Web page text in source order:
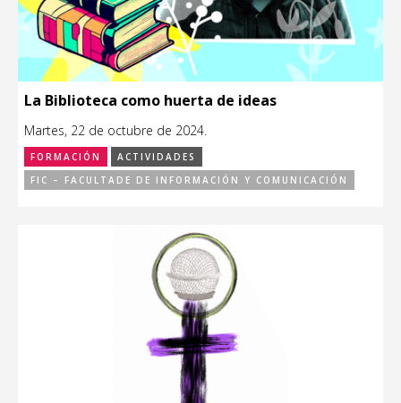
La Biblioteca como huerta de ideas
Martes, 22 de octubre de 2024.
FORMACIÓN
ACTIVIDADES
FIC – FACULTADE DE INFORMACIÓN Y COMUNICACIÓN